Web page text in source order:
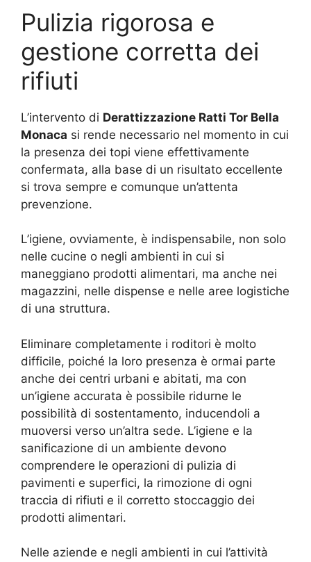
Pulizia rigorosa e
gestione corretta dei
rifiuti
L’intervento di Derattizzazione Ratti Tor Bella
Monaca si rende necessario nel momento in cui
la presenza dei topi viene effettivamente
confermata, alla base di un risultato eccellente
si trova sempre e comunque un’attenta
prevenzione.
L’igiene, ovviamente, è indispensabile, non solo
nelle cucine o negli ambienti in cui si
maneggiano prodotti alimentari, ma anche nei
magazzini, nelle dispense e nelle aree logistiche
di una struttura.
Eliminare completamente i roditori è molto
difficile, poiché la loro presenza è ormai parte
anche dei centri urbani e abitati, ma con
un’igiene accurata è possibile ridurne le
possibilità di sostentamento, inducendoli a
muoversi verso un’altra sede. L’igiene e la
sanificazione di un ambiente devono
comprendere le operazioni di pulizia di
pavimenti e superfici, la rimozione di ogni
traccia di rifiuti e il corretto stoccaggio dei
prodotti alimentari.
Nelle aziende e negli ambienti in cui l’attività